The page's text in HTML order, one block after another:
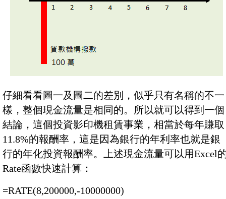
仔細看看圖一及圖二的差別，似乎只有名稱的不一
樣，整個現金流量是相同的。所以就可以得到一個
結論，這個投資影印機租賃事業，相當於每年賺取
11.8%的報酬率，這是因為銀行的年利率也就是銀
行的年化投資報酬率。上述現金流量可以用Excel
Rate函數快速計算：
=RATE(8,200000,-10000000)